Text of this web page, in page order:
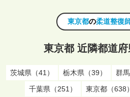
東京都の柔道整復
東京都 近隣都道
茨城県（41） 栃木県（39） 群
千葉県（251）
東京都（638）